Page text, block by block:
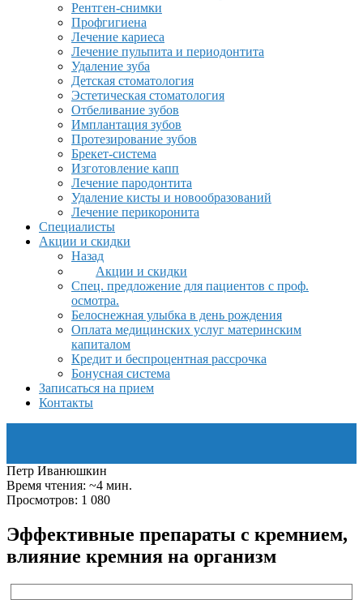
Рентген-снимки
Профгигиена
Лечение кариеса
Лечение пульпита и периодонтита
Удаление зуба
Детская стоматология
Эстетическая стоматология
Отбеливание зубов
Имплантация зубов
Протезирование зубов
Брекет-система
Изготовление капп
Лечение пародонтита
Удаление кисты и новообразований
Лечение перикоронита
Специалисты
Акции и скидки
Назад
Акции и скидки
Спец. предложение для пациентов с проф.
осмотра.
Белоснежная улыбка в день рождения
Оплата медицинских услуг материнским
капиталом
Кредит и беспроцентная рассрочка
Бонусная система
Записаться на прием
Контакты
Петр Иванюшкин
Время чтения: ~4 мин.
Просмотров: 1 080
Эффективные препараты с кремнием,
влияние кремния на организм